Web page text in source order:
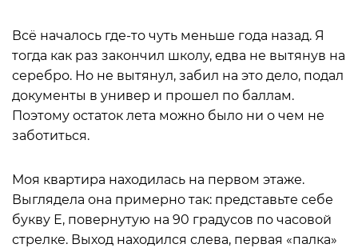
Всё началось где-то чуть меньше года назад. Я
тогда как раз закончил школу, едва не вытянув на
серебро. Но не вытянул, забил на это дело, подал
документы в универ и прошел по баллам.
Поэтому остаток лета можно было ни о чем не
заботиться.
Моя квартира находилась на первом этаже.
Выглядела она примерно так: представьте себе
букву Е, повернутую на 90 градусов по часовой
стрелке. Выход находился слева, первая «палка»